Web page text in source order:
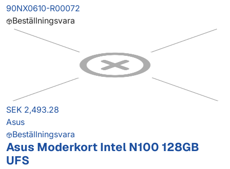
90NX0610-R00072
Beställningsvara
SEK 2,493.28
Asus
Beställningsvara
Asus Moderkort Intel N100 128GB
UFS